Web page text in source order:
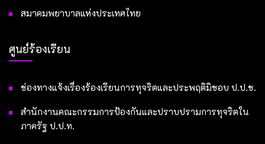
สมาคมพยาบาลแห่งประเทศไทย
ศูนย์ร้องเรียน
ช่องทางแจ้งเรื่องร้องเรียนการทุจริตและประพฤติมิชอบ ป.ป.ช.
สำนักงานคณะกรรมการป้องกันและปราบปรามการทุจริตใน
ภาครัฐ ป.ป.ท.